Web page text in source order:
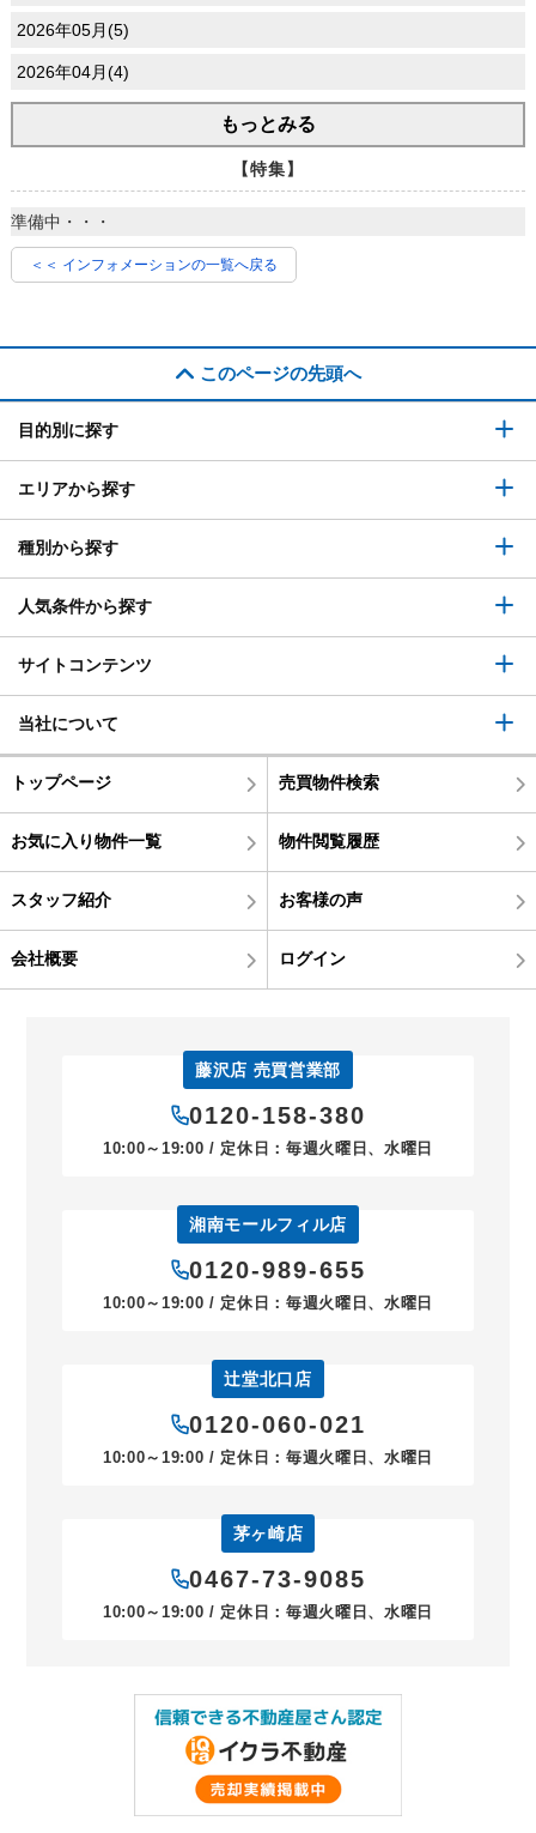
2026年05月(5)
2026年04月(4)
もっとみる
【特集】
準備中・・・
＜＜ インフォメーションの一覧へ戻る
このページの先頭へ
目的別に探す
エリアから探す
種別から探す
人気条件から探す
サイトコンテンツ
当社について
トップページ 売買物件検索
お気に入り物件一覧 物件閲覧履歴
スタッフ紹介 お客様の声
会社概要 ログイン
藤沢店 売買営業部
0120-158-380
10:00～19:00 / 定休日：毎週火曜日、水曜日
湘南モールフィル店
0120-989-655
10:00～19:00 / 定休日：毎週火曜日、水曜日
辻堂北口店
0120-060-021
10:00～19:00 / 定休日：毎週火曜日、水曜日
茅ヶ崎店
0467-73-9085
10:00～19:00 / 定休日：毎週火曜日、水曜日